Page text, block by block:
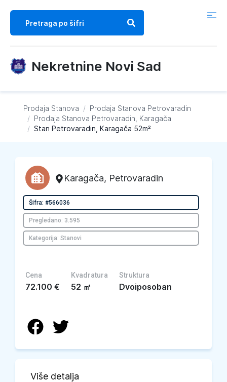
Nekretnine Novi Sad
Prodaja Stanova / Prodaja Stanova Petrovaradin
/ Prodaja Stanova Petrovaradin, Karagača
/ Stan Petrovaradin, Karagača 52m²
Karagača, Petrovaradin
Šifra: #566036
Pregledano: 3.595
Kategorija: Stanovi
Cena
72.100 €
Kvadratura
52 ㎡
Struktura
Dvoiposoban
Više detalja